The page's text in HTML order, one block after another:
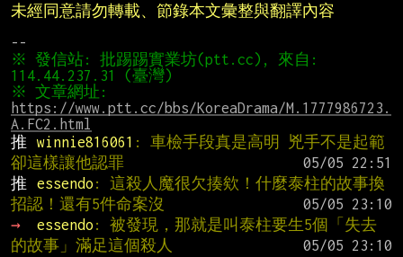
未經同意請勿轉載、節錄本文彙整與翻譯內容
※ 發信站: 批踢踢實業坊(ptt.cc), 來自:
https://www.ptt.cc/bbs/KoreaDrama/M.1777986723.
A.FC2.html
推
winnie816061 : 車檢手段真是高明 兇手不是起範
卻這樣讓他認罪
推
essendo : 這殺人魔很欠揍欸！什麼泰柱的故事換
招認！還有5件命案沒
→
essendo : 被發現，那就是叫泰柱要生5個「失去
的故事」滿足這個殺人